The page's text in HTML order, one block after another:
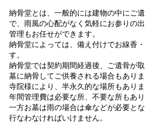
納骨堂とは、一般的には建物の中にご
で、雨風の心配がなく気軽にお参りの
管理もお任せができます。
納骨堂によっては、備え付けでお線香
す。
納骨堂では契約期間経過後、ご遺骨が
墓に納骨してご供養される場合もありま
寺院様により、半永久的な場所もあり
年間管理費は必要な所、不要な所もあり
一方お墓は雨の場合は傘などが必要と
行なわなければいけません。